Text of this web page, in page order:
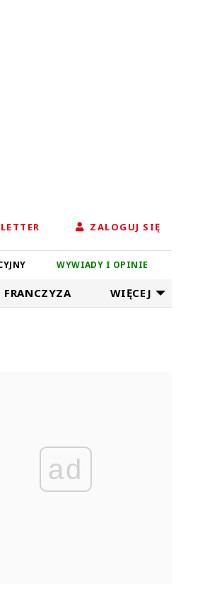
ZALOGUJ SIĘ
WYWIADY I OPINIE
FRANCZYZA WIĘCEJ
ad